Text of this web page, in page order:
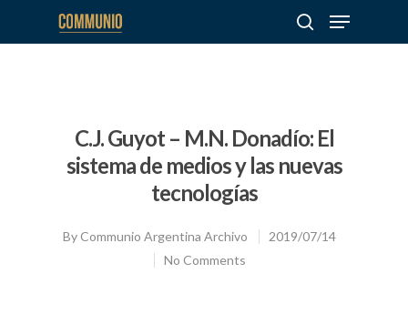
C.J. Guyot – M.N. Donadío: El
sistema de medios y las nuevas
tecnologías
ByCommunio Argentina Archivo
2019/07/14
No Comments